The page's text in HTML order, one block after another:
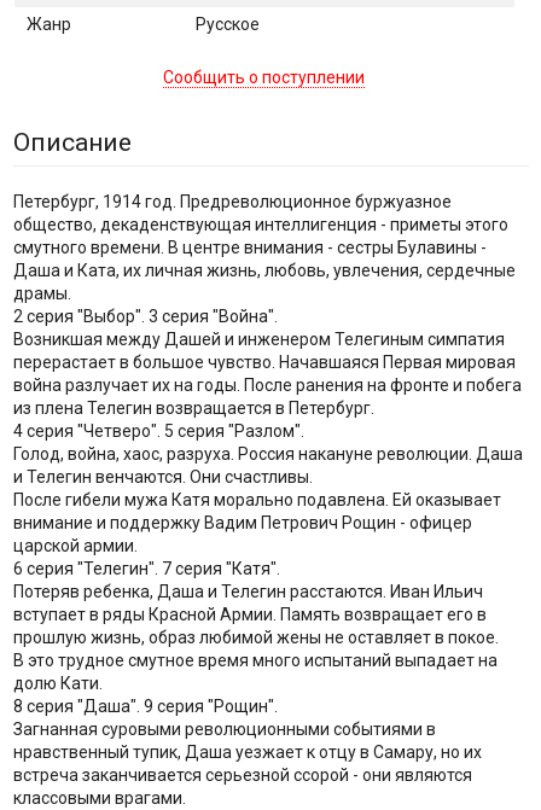
Жанр
Русское
Сообщить о поступлении
Описание
Петербург, 1914 год. Предреволюционное буржуазное
общество, декаденствующая интеллигенция - приметы этого
смутного времени. В центре внимания - сестры Булавины -
Даша и Ката, их личная жизнь, любовь, увлечения, сердечные
драмы.
2 серия "Выбор". 3 серия "Война".
Возникшая между Дашей и инженером Телегиным симпатия
перерастает в большое чувство. Начавшаяся Первая мировая
война разлучает их на годы. После ранения на фронте и побега
из плена Телегин возвращается в Петербург.
4 серия "Четверо". 5 серия "Разлом".
Голод, война, хаос, разруха. Россия накануне революции. Даша
и Телегин венчаются. Они счастливы.
После гибели мужа Катя морально подавлена. Ей оказывает
внимание и поддержку Вадим Петрович Рощин - офицер
царской армии.
6 серия "Телегин". 7 серия "Катя".
Потеряв ребенка, Даша и Телегин расстаются. Иван Ильич
вступает в ряды Красной Армии. Память возвращает его в
прошлую жизнь, образ любимой жены не оставляет в покое.
В это трудное смутное время много испытаний выпадает на
долю Кати.
8 серия "Даша". 9 серия "Рощин".
Загнанная суровыми революционными событиями в
нравственный тупик, Даша уезжает к отцу в Самару, но их
встреча заканчивается серьезной ссорой - они являются
классовыми врагами.